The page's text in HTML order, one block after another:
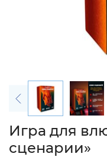
Игра для
сценарии»